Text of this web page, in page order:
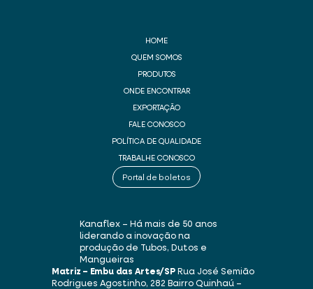
HOME
QUEM SOMOS
PRODUTOS
ONDE ENCONTRAR
EXPORTAÇÃO
FALE CONOSCO
POLÍTICA DE QUALIDADE
TRABALHE CONOSCO
Portal de boletos
Kanaflex – Há mais de 50 anos
liderando a inovação na
produção de Tubos, Dutos e
Mangueiras
Matriz – Embu das Artes/SPRua José Semião
Rodrigues Agostinho, 282 Bairro Quinhaú –